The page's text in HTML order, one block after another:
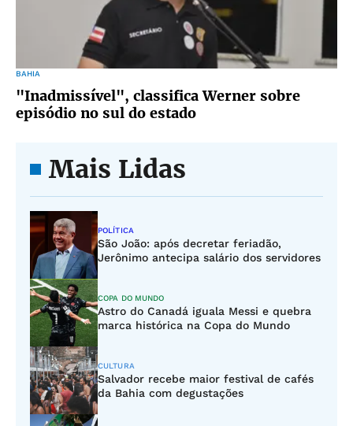
BAHIA
"Inadmissível", classifica Werner sobre
episódio no sul do estado
Mais Lidas
POLÍTICA
São João: após decretar feriadão,
Jerônimo antecipa salário dos servidores
COPA DO MUNDO
Astro do Canadá iguala Messi e quebra
marca histórica na Copa do Mundo
CULTURA
Salvador recebe maior festival de cafés
da Bahia com degustações